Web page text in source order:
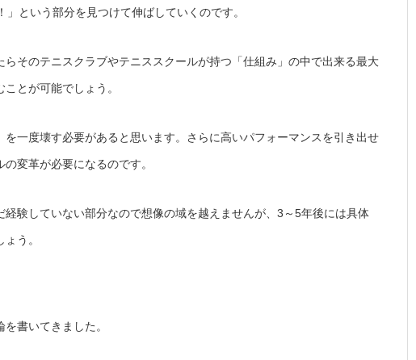
」という部分を見つけて伸ばしていくのです。
らそのテニスクラブやテニススクールが持つ「仕組み」の中で出来る最大
とが可能でしょう。
を一度壊す必要があると思います。さらに高いパフォーマンスを引き出せ
変革が必要になるのです。
経験していない部分なので想像の域を越えませんが、3～5年後には具体
う。
書いてきました。